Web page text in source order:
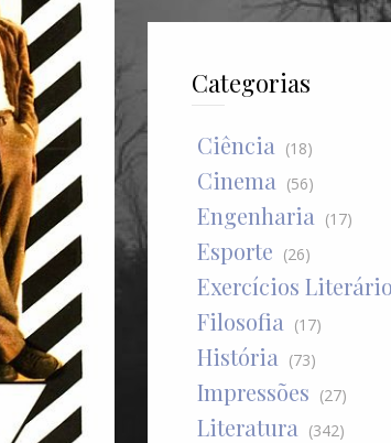
Categorias
Ciência (18)
Cinema (56)
Engenharia (17)
Esporte (26)
Exercícios
Filosofia (17)
História (73)
Impressões (27)
Literatura (342)